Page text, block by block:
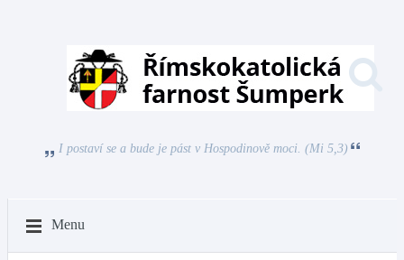
I postaví se a bude je pást v Hospodinově moci. (Mi 5,3)
Menu